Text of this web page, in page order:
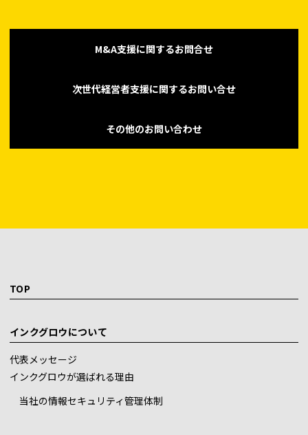
M&A支援に関するお問合せ
次世代経営者支援に関するお問い合せ
その他のお問い合わせ
TOP
インクグロウについて
代表メッセージ
インクグロウが選ばれる理由
当社の情報セキュリティ管理体制